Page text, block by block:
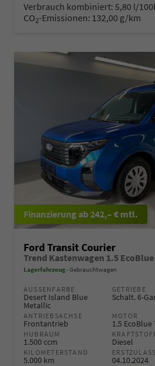
Verbrauch kombiniert: 5,80 l/
CO2-Emissionen: 132,00 g/km
ab 242,– € mtl.
Ford Transit Courier
Lagerfahrzeug Gebrauchtwagen
AUSSENFARBE
Desert Island Blue
Metallic
GETRIEBE
Schalt. 6-
ANTRIEBSACHSE
Frontantrieb
MOTOR
1.5 EcoBlue
HUBRAUM
1.500 ccm Diesel
KILOMETERSTAND
5.000 km 04.10.2024